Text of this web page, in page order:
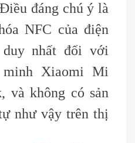
đáng chú ý là
NFC của điện
nhất đối với
minh Xiaomi Mi
và không có sản
như vậy trên thị